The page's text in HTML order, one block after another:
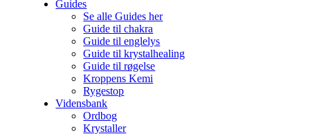
Guides
Se alle Guides her
Guide til chakra
Guide til englelys
Guide til krystalhealing
Guide til røgelse
Kroppens Kemi
Rygestop
Vidensbank
Ordbog
Krystaller